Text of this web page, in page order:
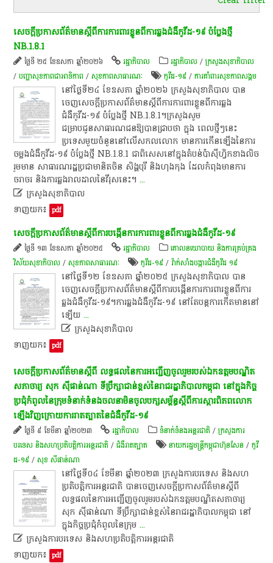
សេចក្តីប្រកាសព័ត៌មានស្តីពីការការពារខ្លួនពីការឆ្លងជំងឺកូវីដ-១៩ បំប្លែងថ្មី
NB.1.8.1
ថ្ងៃទី ២៥ ខែឧសភា ឆ្នាំ២០២៦ រដ្ឋាភិបាល រដ្ឋាភិបាល /ក្រសួងសុខាភិបាល
/បញ្ហាសុខភាពជាអាទិភាព /សុខ​ភាព​សា​ធា​រណៈ កូ​វី​ដ​-១៩ /ការ​គាំពារ​សុខភាព​សង្គម
នៅថ្ងៃទី២៤ ខែឧសភា ឆ្នាំ២០២៦ ក្រសួងសុខាភិបាល បាន
ចេញសេចក្តីប្រកាសព័ត៌មានស្តីពីការការពារខ្លួនពីការឆ្លង
ជំងឺកូវីដ-១៩ បំប្លែងថ្មី NB.1.8.1។ក្រសួងសូម
ជម្រាបជូនសាធារណជនឱ្យបានជ្រាបថា ក្នុង ពេលថ្មីៗនេះ
ប្រទេសមួយចំនួននៅលើសកលលោក មានការកើនឡើងនៃការ
ចម្លងជំងឺកូវីដ-១៩ បំប្លែងថ្មី NB.1.8.1 ជាពិសេសនៅក្នុងតំបន់ប៉ាស៊ីហ្វិកខាងលិច
រួមមាន សាធារណរដ្ឋប្រជាមានិតចិន សិង្ហបុរី និងហុងកុង ដែលកំពុងមានការ
ចរាចរ និងការឆ្លងរាលដាលនៃវីរុសនេះ។...
 ក្រសួងសុខាភិបាល
ទាញយក៖ pdf
សេចក្តី​ប្រកាស​ព័ត៌មាន​ស្តី​ពី​ការ​បង្កើន​ការ​ការពារ​ខ្លួន​ពី​ការ​ឆ្លង​ជំងឺ​កូ​វី​ដ​-១៩
ថ្ងៃទី ១៣ ខែឧសភា ឆ្នាំ២០២៥ រដ្ឋាភិបាល
គោលនយោបាយ និងការគ្រប់គ្រង
វិស័យសុខាភិបាល /សុខ​ភាព​សា​ធា​រណៈ កូ​វី​ដ​-១៩ /វ៉ាក់សាំង​បង្ការ​ជំងឺ​កូ​វី​ដ​ ១៩
​នៅ​ថ្ងៃ​ទី​១២​ ខែឧសភា​ ឆ្នាំ​២០២៥​ ក្រសួងសុខាភិបាល​ បាន​
ចេញ​សេចក្តី​ប្រកាស​ព័ត៌មាន​ស្តី​ពី​ការ​បង្កើន​ការ​ការពារ​ខ្លួន​ពី​ការ​
ឆ្លង​ជំងឺ​កូ​វី​ដ​-១៩​។​​ការ​ឆ្លង​ជំងឺ​កូ​វី​ដ​-១៩​ នៅ​តែ​បន្ត​ការ​កើត​មាននៅ​
ឡើយ...
 ក្រសួងសុខាភិបាល
ទាញយក៖ pdf
សេចក្តី​ប្រកាស​ព័ត៌មាន​ស្តី​ពី​ លទ្ធផល​នៃ​ការ​អញ្ជើញ​ចូលរួម​របស់​ឯកឧត្តម​បណ្ឌិត​
សភាចា​រ្យ​ សុក​ ស៊ី​ផា​ន់​ណា​ ទីប្រឹក្សា​ជាន់ខ្ពស់​នៃ​រាជរដ្ឋាភិបាល​កម្ពុជា​ នៅ​ក្នុង​កិច្ច
ប្រជុំ​កំពូល​នៃ​ក្រុម​ទំនាក់ទំនង​ចលនា​មិន​ចូលបក្ស​សម្ព័ន្ធ​ស្តី​ពី​ការ​ស្តារ​ពិភពលោក​
ឡើង​វិញ​ក្រោយ​ការ​រាតត្បាត​នៃ​ជំងឺ​កូ​វី​ដ​-១៩
ថ្ងៃទី ៩ ខែមីនា ឆ្នាំ២០២៣ រដ្ឋាភិបាល ទំនាក់ទំនងអន្តរជាតិ /ក្រសួងការ
បរទេស និងសហប្រតិបត្តិការអន្តរជាតិ /ជំងឺរាតត្បាត នាយករដ្ឋមន្រ្តីកម្ពុជាហ៊ុនសែន /កូ​វី​
ដ​-១៩ /សុខ សីផាន់ណា
​នៅ​ថ្ងៃ​ទី​០៤​ ខែមីនា​ ឆ្នាំ​២០២៣​ ក្រសួងការបរទេស​ និង​សហ
ប្រតិបត្តិការ​អន្តរជាតិ​ បាន​ចេញ​សេចក្តី​ប្រកាស​ព័ត៌មាន​ស្តី​ពី​
លទ្ធផល​នៃ​ការ​អញ្ជើញ​ចូលរួម​របស់​ឯកឧត្តម​បណ្ឌិត​សភាចា​រ្យ​
សុក​ ស៊ី​ផា​ន់​ណា​ ទីប្រឹក្សា​ជាន់ខ្ពស់​នៃ​រាជរដ្ឋាភិបាល​កម្ពុជា​ នៅ​
ក្នុង​កិច្ចប្រជុំ​កំពូល​នៃ​ក្រុម ...
 ក្រសួងការបរទេស​ និង​សហប្រតិបត្តិការ​អន្តរជាតិ
ទាញយក៖ pdf